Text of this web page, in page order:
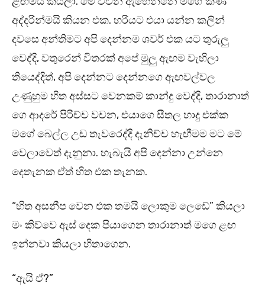
අද්දරින්මයි කියන එක. හරියට එයා යන්න කලින්
දවසෙ අන්තිමට අපි දෙන්නම ශවර් එක යට තුරුලු
වෙද්දි, වතුරෙන් විතරක් අපේ මුලු ඇඟම වැහිලා
තියෙද්දිත්, අපි දෙන්නට දෙන්නගෙ ඇඟවල්වල
උණුහුම හිත අස්සට වෙනකම් කාන්දු වෙද්දි, තාරානාත්
ගෙ ආදරේ පිරිච්ච වචන, එයාගෙ සීතල හාදු එක්ක
මගේ බෙල්ල උඩ තැවරෙද්දි දැනිච්ච හැඟීමම මට මේ
වෙලාවෙත් දැනුනා. හැබැයි අපි දෙන්නා උන්නෙ
දෙතැනක ඒත් හිත එක තැනක.
“හිත අසනීප වෙන එක තමයි ලොකුම ලෙඩේ” කියලා
මං කිව්වෙ ඇස් දෙක පියාගෙන තාරානාත් මගෙ ළඟ
ඉන්නවා කියලා හිතාගෙන.
“ඇයි ඒ?”